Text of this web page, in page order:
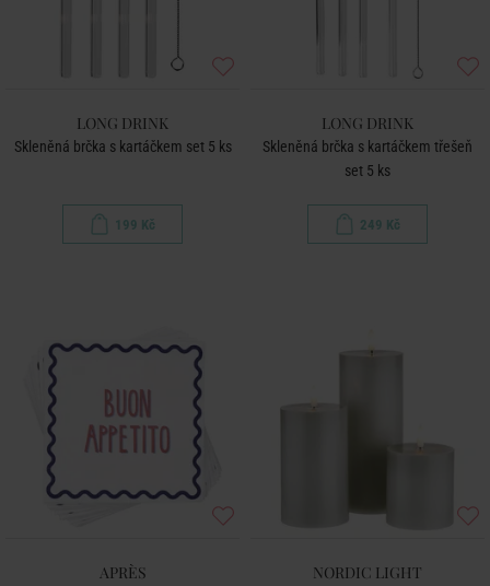
LONG DRINK
Skleněná brčka s kartáčkem set 5 ks
199 Kč
LONG DRINK
Skleněná brčka s kartáčkem třešeň
set 5 ks
249 Kč
APRÈS NORDIC LIGHT